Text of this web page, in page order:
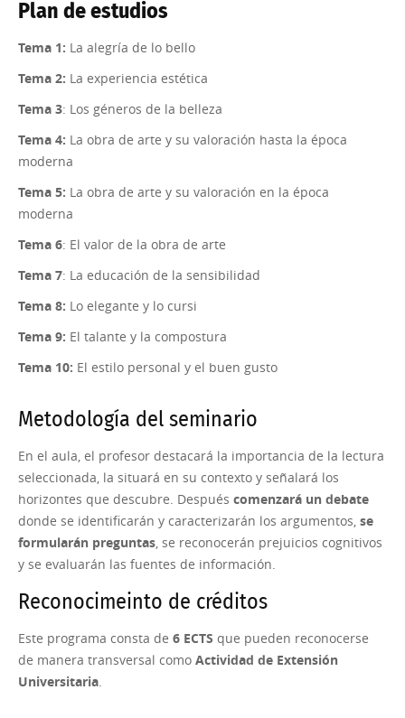
Plan de estudios
Tema 1: La alegría de lo bello
Tema 2: La experiencia estética
Tema 3: Los géneros de la belleza
Tema 4: La obra de arte y su valoración hasta la época
moderna
Tema 5: La obra de arte y su valoración en la época
moderna
Tema 6: El valor de la obra de arte
Tema 7: La educación de la sensibilidad
Tema 8: Lo elegante y lo cursi
Tema 9: El talante y la compostura
Tema 10: El estilo personal y el buen gusto
Metodología del seminario
En el aula, el profesor destacará la importancia de la lectura
seleccionada, la situará en su contexto y señalará los
horizontes que descubre. Después comenzará un debate
donde se identificarán y caracterizarán los argumentos, se
formularán preguntas, se reconocerán prejuicios cognitivos
y se evaluarán las fuentes de información.
Reconocimeinto de créditos
Este programa consta de 6 ECTS que pueden reconocerse
de manera transversal como Actividad de Extensión
Universitaria.